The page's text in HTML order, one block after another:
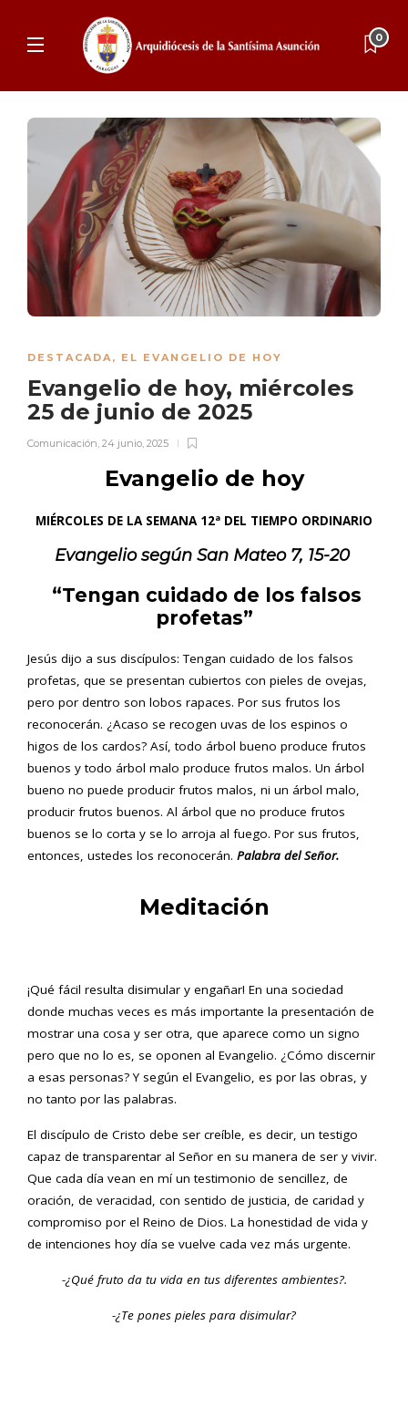
0
DESTACADA, EL EVANGELIO DE HOY
Evangelio de hoy, miércoles
25 de junio de 2025
Comunicación, 24 junio, 2025
Evangelio de hoy
MIÉRCOLES DE LA SEMANA 12ª DEL TIEMPO ORDINARIO
Evangelio según San Mateo 7, 15-20
“Tengan cuidado de los falsos
profetas”
Jesús dijo a sus discípulos: Tengan cuidado de los falsos
profetas, que se presentan cubiertos con pieles de ovejas,
pero por dentro son lobos rapaces. Por sus frutos los
reconocerán. ¿Acaso se recogen uvas de los espinos o
higos de los cardos? Así, todo árbol bueno produce frutos
buenos y todo árbol malo produce frutos malos. Un árbol
bueno no puede producir frutos malos, ni un árbol malo,
producir frutos buenos. Al árbol que no produce frutos
buenos se lo corta y se lo arroja al fuego. Por sus frutos,
entonces, ustedes los reconocerán. Palabra del Señor.
Meditación
¡Qué fácil resulta disimular y engañar! En una sociedad
donde muchas veces es más importante la presentación de
mostrar una cosa y ser otra, que aparece como un signo
pero que no lo es, se oponen al Evangelio. ¿Cómo discernir
a esas personas? Y según el Evangelio, es por las obras, y
no tanto por las palabras.
El discípulo de Cristo debe ser creíble, es decir, un testigo
capaz de transparentar al Señor en su manera de ser y vivir.
Que cada día vean en mí un testimonio de sencillez, de
oración, de veracidad, con sentido de justicia, de caridad y
compromiso por el Reino de Dios. La honestidad de vida y
de intenciones hoy día se vuelve cada vez más urgente.
-¿Qué fruto da tu vida en tus diferentes ambientes?.
-¿Te pones pieles para disimular?